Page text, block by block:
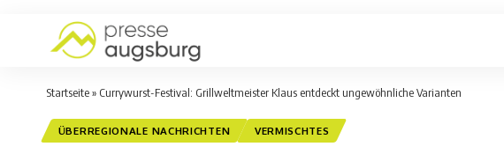
Startseite» Currywurst-Festival: Grillweltmeister Klaus entdeckt ungewöhnliche Varianten
ÜBERREGIONALE NACHRICHTEN VERMISCHTES